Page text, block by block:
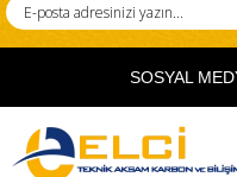
SOSYAL